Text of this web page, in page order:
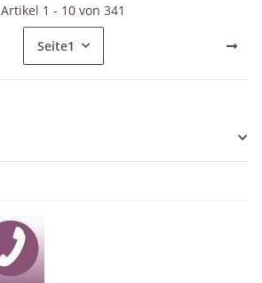
Artikel 1 - 10 von 341
Seite1